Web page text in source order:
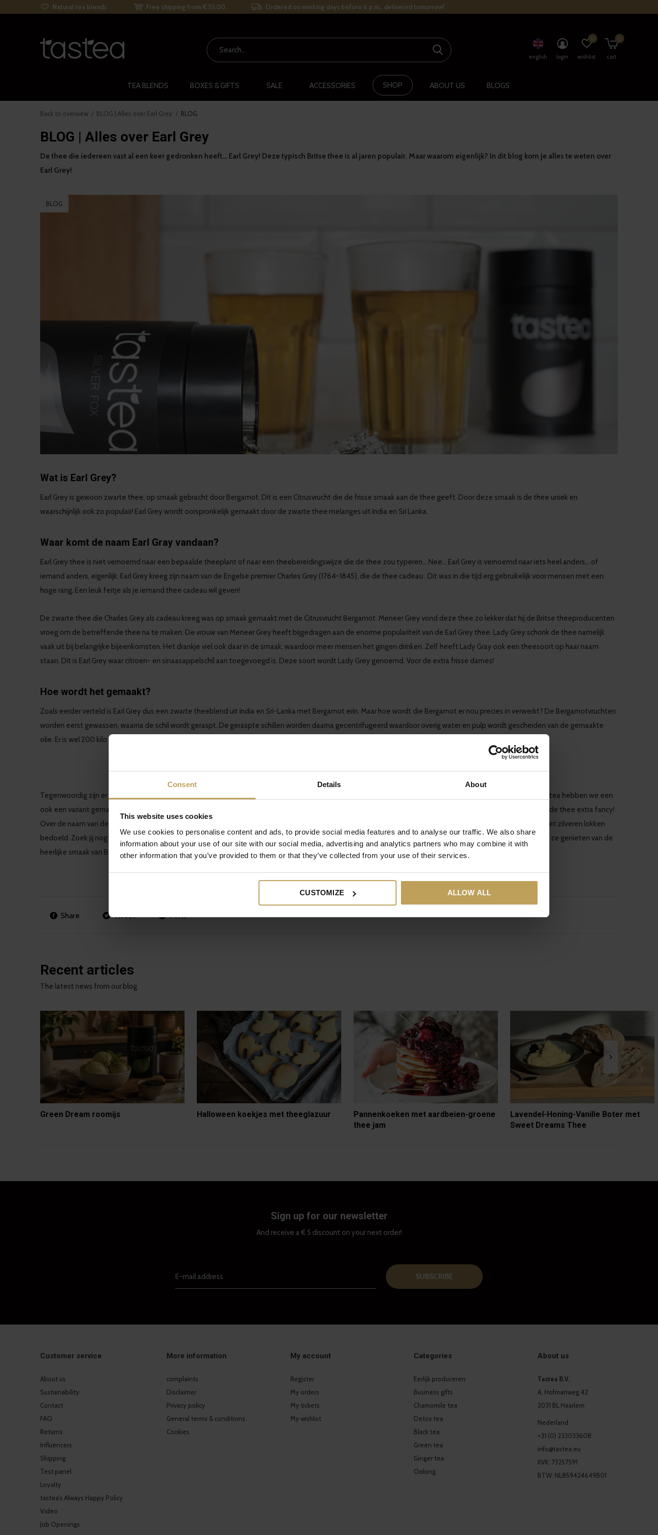
Consent Details About
This website uses cookies
We use cookies to personalise content and ads, to provide social media features and to analyse our traffic. We also share
information about your use of our site with our social media, advertising and analytics partners who may combine it with
other information that you’ve provided to them or that they’ve collected from your use of their services.
CUSTOMIZE ALLOW ALL
TEA BLENDS BOXES & GIFTS SALE ACCESSORIES SHOP ABOUT US BLOGS
english login wishlist
0
cart
0
Natural tea blends Free shipping from € 35.00 Ordered on working days before 6 p.m., delivered tomorrow!
Back to overview BLOG | Alles over Earl Grey BLOG
BLOG | Alles over Earl Grey
De thee die iedereen vast al een keer gedronken heeft… Earl Grey! Deze typisch Britse thee is al jaren populair. Maar waarom eigenlijk? In dit blog kom je alles te weten over
Earl Grey!
BLOG
Wat is Earl Grey?
Earl Grey is gewoon zwarte thee, op smaak gebracht door Bergamot. Dit is een Citrusvrucht die de frisse smaak aan de thee geeft. Door deze smaak is de thee uniek en
waarschijnlijk ook zo populair! Earl Grey wordt oorspronkelijk gemaakt door de zwarte thee melanges uit India en Sri Lanka.
Waar komt de naam Earl Gray vandaan?
Earl Grey thee is niet vernoemd naar een bepaalde theeplant of naar een theebereidingswijze die de thee zou typeren... Nee... Earl Grey is vernoemd naar iets heel anders… of
iemand anders, eigenlijk. Earl Grey kreeg zijn naam van de Engelse premier Charles Grey (1764-1845), die de thee cadeau . Dit was in die tijd erg gebruikelijk voor mensen met een
hoge rang. Een leuk feitje als je iemand thee cadeau wil geven!
De zwarte thee die Charles Grey als cadeau kreeg was op smaak gemaakt met de Citrusvrucht Bergamot. Meneer Grey vond deze thee zo lekker dat hij de Britse theeproducenten
vroeg om de betreffende thee na te maken. De vrouw van Meneer Grey heeft bijgedragen aan de enorme populariteit van de Earl Grey thee. Lady Grey schonk de thee namelijk
vaak uit bij belangrijke bijeenkomsten. Het drankje viel ook daar in de smaak, waardoor meer mensen het gingen drinken. Zelf heeft Lady Gray ook een theesoort op haar naam
staan. Dit is Earl Grey waar citroen- en sinaasappelschil aan toegevoegd is. Deze soort wordt Lady Grey genoemd. Voor de extra frisse dames!
Hoe wordt het gemaakt?
Zoals eerder verteld is Earl Grey dus een zwarte theeblend uit India en Sri-Lanka met Bergamot erin. Maar hoe wordt die Bergamot er nou precies in verwerkt? De Bergamotvruchten
worden eerst gewassen, waarna de schil wordt geraspt. De geraspte schillen worden daarna gecentrifugeerd waardoor overig water en pulp wordt gescheiden van de gemaakte
olie. Er is wel 200 kilo aan Bergamotvruchten nodig voor 1 liter olie! De olie wordt vervolgens toegevoegd aan de zwarte thee. En tada, Earl Grey thee!
Tegenwoordig zijn er veel verschillende soorten Early Grey thee en wordt de naam vooral gegeven aan de thee als deze een smaak heeft van Bergamot. Bij tastea hebben we een
ook een variant gemaakt; namelijk de Silver Fox! Een witte en groene thee met Ginseng en Bergamot. En het leukste van allemaal... stukjes bladzilver! Dit maakt de thee extra fancy!
Over de naam van de Silver Fox is ook goed nagedacht. Met de term silver foxes worden namelijk charmante, charismatische en een tikkeltje oudere mannen met zilveren lokken
bedoeld. Zoek jij nog een cadeautje voor een charmante, charismatische man met misschien al wat zilveren lokken;)? Get them the Silver Fox van tastea en laat ze genieten van de
heerlijke smaak van Bergamot!
Share Tweet Pin it
Recent articles
The latest news from our blog
Green Dream roomijs Halloween koekjes met theeglazuur
Pannenkoeken met aardbeien-groene
thee jam
Lavendel-Honing-Vanille Boter met
Sweet Dreams Thee
Sign up for our newsletter
And receive a € 5 discount on your next order!
SUBSCRIBE
Customer service
About us
Sustainability
Contact
FAQ
Returns
Influencers
Shipping
Test panel
Loyalty
tastea's Always Happy Policy
Video
Job Openings
More information
complaints
Disclaimer
Privacy policy
General terms & conditions
Cookies
My account
Register
My orders
My tickets
My wishlist
Categories
Eerlijk produceren
Business gifts
Chamomile tea
Detox tea
Black tea
Green tea
Ginger tea
Oolong
About us
Tastea B.V.
A. Hofmanweg 42
2031 BL Haarlem
Nederland
+31 (0) 233033608
info@tastea.eu
KVK: 73257591
BTW: NL859424649B01